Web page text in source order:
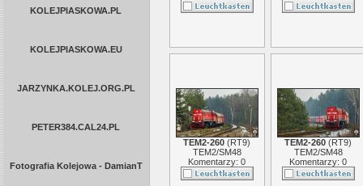
KOLEJPIASKOWA.PL
KOLEJPIASKOWA.EU
JARZYNKA.KOLEJ.ORG.PL
PETER384.CAL24.PL
Fotografia Kolejowa - DamianT
TEM2-260 (RT9)
TEM2/SM48
Komentarzy: 0
TEM2-260 (RT9)
TEM2/SM48
Komentarzy: 0